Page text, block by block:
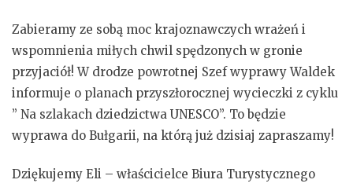
Zabieramy ze sobą moc krajoznawczych wrażeń i
wspomnienia miłych chwil spędzonych w gronie
przyjaciół! W drodze powrotnej Szef wyprawy Waldek
informuje o planach przyszłorocznej wycieczki z cyklu
” Na szlakach dziedzictwa UNESCO”. To będzie
wyprawa do Bułgarii, na którą już dzisiaj zapraszamy!
Dziękujemy Eli – właścicielce Biura Turystycznego